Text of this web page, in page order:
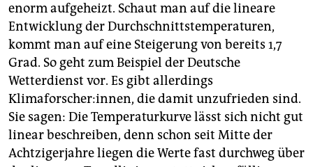
enorm aufgeheizt. Schaut man auf die lineare
Entwicklung der Durchschnittstemperaturen,
kommt man auf eine Steigerung von bereits 1,7
Grad. So geht zum Beispiel der Deutsche
Wetterdienst vor. Es gibt allerdings
Klimaforscher:innen, die damit unzufrieden sind.
Sie sagen: Die Temperaturkurve lässt sich nicht gut
linear beschreiben, denn schon seit Mitte der
Achtzigerjahre liegen die Werte fast durchweg über